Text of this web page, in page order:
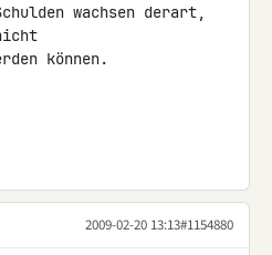
wachsen derart,
können.
2009-02-20 13:13#1154880